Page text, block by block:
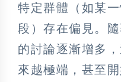
特定群體（如某
段）存在偏見。
的討論逐漸增多
來越極端，甚至